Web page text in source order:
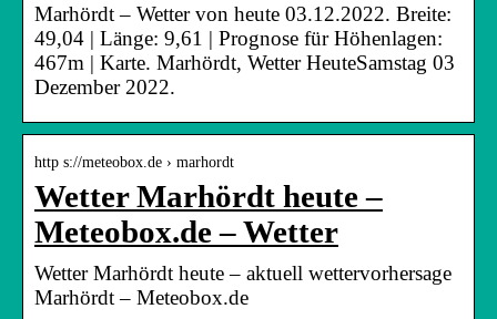
Marhördt – Wetter von heute 03.12.2022. Breite:
49,04 | Länge: 9,61 | Prognose für Höhenlagen:
467m | Karte. Marhördt, Wetter HeuteSamstag 03
Dezember 2022.
http s://meteobox.de › marhordt
Wetter Marhördt heute –
Meteobox.de – Wetter
Wetter Marhördt heute – aktuell wettervorhersage
Marhördt – Meteobox.de